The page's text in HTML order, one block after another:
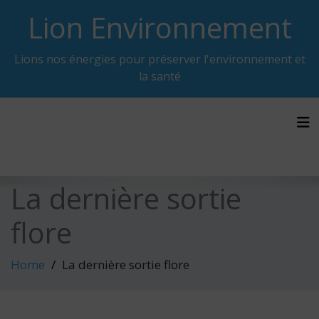
contentLion Environnement
Lions nos énergies pour préserver l'environnement et
la santé
La dernière sortie
flore
Home La dernière sortie flore